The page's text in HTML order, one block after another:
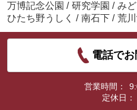
万博記念公園 / 研究学園 / み
ひたち野うしく / 南石下 / 荒
電話で
営業時間：
定休日：